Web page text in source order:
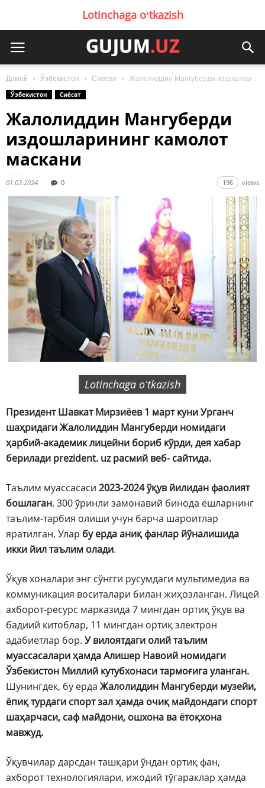
Lotinchaga oʻtkazish
Домой Ўзбекистон Сиёсат
Жалолиддин Мангуберди издошларининг камолот маскани
Ўзбекистон
Сиёсат
Жалолиддин Мангуберди
издошларининг камолот
маскани
01.03.2024 0 196 views
Lotinchaga oʻtkazish
Президент Шавкат Мирзиёев 1 март куни Урганч
шаҳридаги Жалолиддин Мангуберди номидаги
ҳарбий-академик лицейни бориб кўрди, дея хабар
берилади prezident. uz расмий веб- сайтида.
Таълим муассасаси 2023-2024 ўқув йилидан фаолият
бошлаган. 300 ўринли замонавий бинода ёшларнинг
таълим-тарбия олиши учун барча шароитлар
яратилган. Улар бу ерда аниқ фанлар йўналишида
икки йил таълим олади.
Ўқув хоналари энг сўнгги русумдаги мультимедиа ва
коммуникация воситалари билан жиҳозланган. Лицей
ахборот-ресурс марказида 7 мингдан ортиқ ўқув ва
бадиий китоблар, 11 мингдан ортиқ электрон
адабиётлар бор. У вилоятдаги олий таълим
муассасалари ҳамда Алишер Навоий номидаги
Ўзбекистон Миллий кутубхонаси тармоғига уланган.
Шунингдек, бу ерда Жалолиддин Мангуберди музейи,
ёпиқ турдаги спорт зал ҳамда очиқ майдондаги спорт
шаҳарчаси, саф майдони, ошхона ва ётоқхона
мавжуд.
Ўқувчилар дарсдан ташқари ўндан ортиқ фан,
ахборот технологиялари, ижодий тўгараклар ҳамда